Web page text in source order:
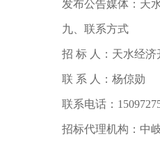
发布公告媒体：天
九、联系方式
招 标 人：天水经济
联 系 人：杨倞勋
联系电话：
招标代理机构：中